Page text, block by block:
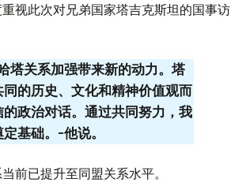
视此次对兄弟国家塔吉克斯坦的国事访
塔关系加强带来新的动力。塔
的历史、文化和精神价值观而
政治对话。通过共同努力，我
基础。-他说。
前已提升至同盟关系水平。